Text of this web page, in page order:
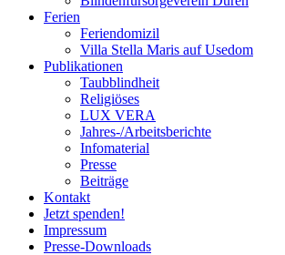
Ferien
Feriendomizil
Villa Stella Maris auf Usedom
Publikationen
Taubblindheit
Religiöses
LUX VERA
Jahres-/​Arbeitsberichte
Infomaterial
Presse
Beiträge
Kontakt
Jetzt spenden!
Impressum
Presse-Downloads